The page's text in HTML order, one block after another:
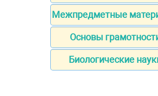
Межпредметные
Основы
Биологические